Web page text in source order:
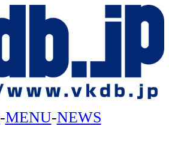
-MENU-NEWS